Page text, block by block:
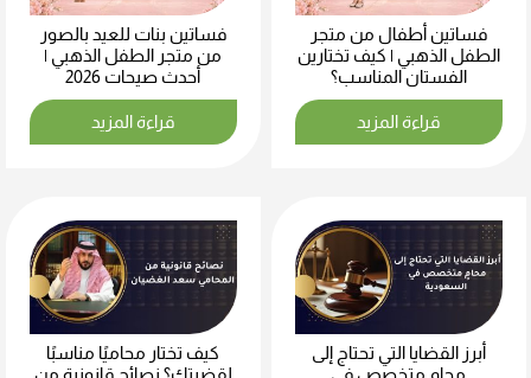
فساتين أطفال من متجر
الطفل الذهبي | كيف تختارين
الفستان المناسب؟
قراءة المزيد
فساتين بنات للعيد بالصور
من متجر الطفل الذهبي |
أحدث صيحات 2026
قراءة المزيد
أبرز القضايا التي تحتاج إلى
محامٍ متخصص في
كيف تختار محاميًا مناسبًا
لقضيتك؟ نصائح قانونية من